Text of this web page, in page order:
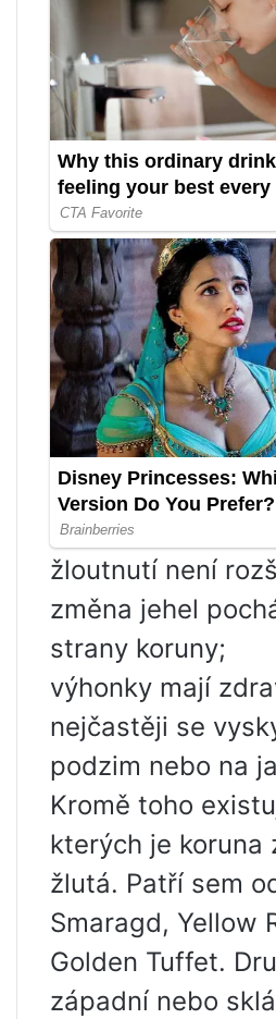
žloutnutí není
změna jehel
strany koruny;
výhonky mají
nejčastěji se
podzim nebo na
Kromě toho
kterých je koruna
žlutá. Patří sem
Smaragd, Yellow
Golden Tuffet.
západní nebo